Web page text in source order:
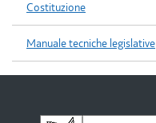
Costituzione
Manuale tecniche legislative